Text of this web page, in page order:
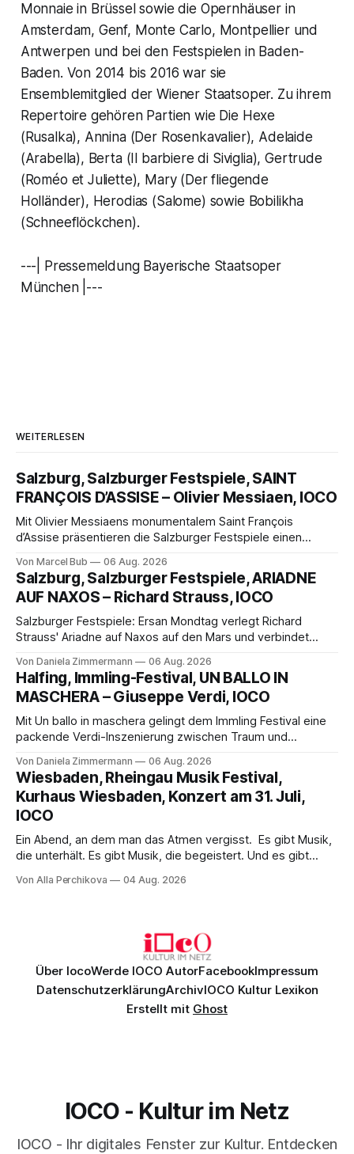
Monnaie in Brüssel sowie die Opernhäuser in
Amsterdam, Genf, Monte Carlo, Montpellier und
Antwerpen und bei den Festspielen in Baden-
Baden. Von 2014 bis 2016 war sie
Ensemblemitglied der Wiener Staatsoper. Zu ihrem
Repertoire gehören Partien wie Die Hexe
(Rusalka), Annina (Der Rosenkavalier), Adelaide
(Arabella), Berta (Il barbiere di Siviglia), Gertrude
(Roméo et Juliette), Mary (Der fliegende
Holländer), Herodias (Salome) sowie Bobilikha
(Schneeflöckchen).
---| Pressemeldung Bayerische Staatsoper
München |---
WEITERLESEN
Salzburg, Salzburger Festspiele, SAINT
FRANÇOIS D’ASSISE – Olivier Messiaen, IOCO
Mit Olivier Messiaens monumentalem Saint François
d’Assise präsentieren die Salzburger Festspiele einen
eine bildgewaltige Inszenierung, Maxime Pascal entfaltet
die komplexe Partitur eindrucksvoll, Philippe Sly berührt als
Franziskus.
Von Marcel Bub 06 Aug. 2026
Salzburg, Salzburger Festspiele, ARIADNE
AUF NAXOS – Richard Strauss, IOCO
Salzburger Festspiele: Ersan Mondtag verlegt Richard
Strauss' Ariadne auf Naxos auf den Mars und verbindet
Aufführung mit starken Solisten und den Wiener
Philharmonikern, szenisch bleibt der zweite Akt jedoch
hinter den Erwartungen zurück.
Von Daniela Zimmermann 06 Aug. 2026
Halfing, Immling-Festival, UN BALLO IN
MASCHERA – Giuseppe Verdi, IOCO
Mit Un ballo in maschera gelingt dem Immling Festival eine
packende Verdi-Inszenierung zwischen Traum und
psychologische Tiefe mit starken Bildern, getragen von
einem spielfreudigen Ensemble und einer musikalisch
überzeugenden Gesamtleistung.
Von Daniela Zimmermann 06 Aug. 2026
Wiesbaden, Rheingau Musik Festival,
Kurhaus Wiesbaden, Konzert am 31. Juli,
IOCO
Ein Abend, an dem man das Atmen vergisst. Es gibt Musik,
die unterhält. Es gibt Musik, die begeistert. Und es gibt
Genau so war der Abend im Kurhaus Wiesbaden, an dem
Von Alla Perchikova 04 Aug. 2026
Über IocoWerde IOCO AutorFacebookImpressum
DatenschutzerklärungArchivIOCO Kultur Lexikon
Erstellt mit Ghost
IOCO - Kultur im Netz
IOCO - Ihr digitales Fenster zur Kultur. Entdecken